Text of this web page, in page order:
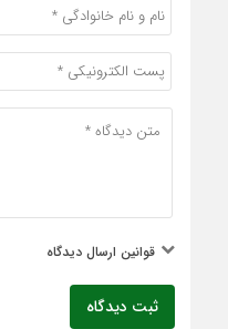
قوانین ارسال دیدگاه
ثبت دیدگاه